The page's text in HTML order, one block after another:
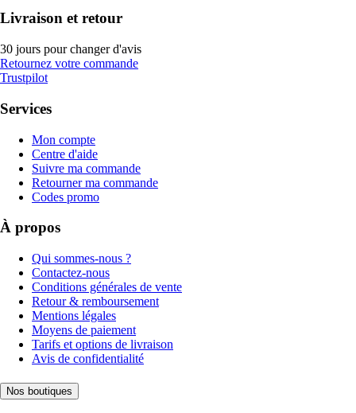
Livraison et retour
30 jours pour changer d'avis
Retournez votre commande
Trustpilot
Services
Mon compte
Centre d'aide
Suivre ma commande
Retourner ma commande
Codes promo
À propos
Qui sommes-nous ?
Contactez-nous
Conditions générales de vente
Retour & remboursement
Mentions légales
Moyens de paiement
Tarifs et options de livraison
Avis de confidentialité
Nos boutiques